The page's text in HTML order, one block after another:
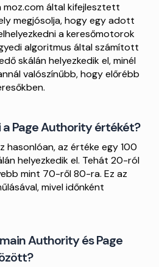
moz.com által kifejlesztett
megjósolja, hogy egy adott
a keresőmotorok
algoritmus által számított
skálán helyezkedik el, minél
valószínűbb, hogy előrébb
a Page Authority értékét?
hasonlóan, az értéke egy 100
helyezkedik el. Tehát 20-ról
mint 70-ről 80-ra. Ez az
mivel időnként
Authority és Page